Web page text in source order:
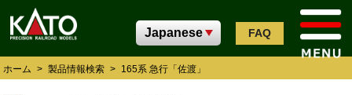
FAQ
ホーム > 製品情報検索 > 165系 急行「佐渡」